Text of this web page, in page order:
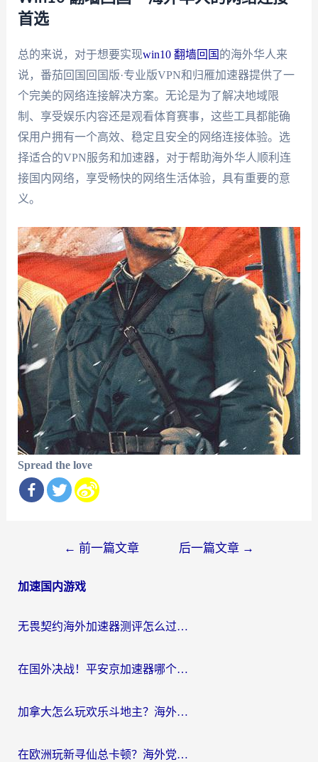
首选
总的来说，对于想要实现win10 翻墙回国 的海外华人来
说，番茄回国回国版·专业版VPN和归雁加速器提供了一
个完美的网络连接解决方案。无论是为了解决地域限
制、享受娱乐内容还是观看体育赛事，这些工具都能确
保用户拥有一个高效、稳定且安全的网络连接体验。选
择适合的VPN服务和加速器，对于帮助海外华人顺利连
接国内网络，享受畅快的网络生活体验，具有重要的意
义。
Spread the love
导
← 前一篇文章 后一篇文章 →
加速国内游戏
无畏契约海外加速器测评怎么过？海外玩家亲测实用指南（附小众技巧）
在国外决战！平安京加速器哪个好用一点？老玩家亲测番茄加速器全解析
加拿大怎么玩欢乐斗地主？海外党国服游戏加速终极指南（附绝地求生未来之役300英雄实测）
在欧洲玩新寻仙总卡顿？海外党必看的国服游戏加速全攻略